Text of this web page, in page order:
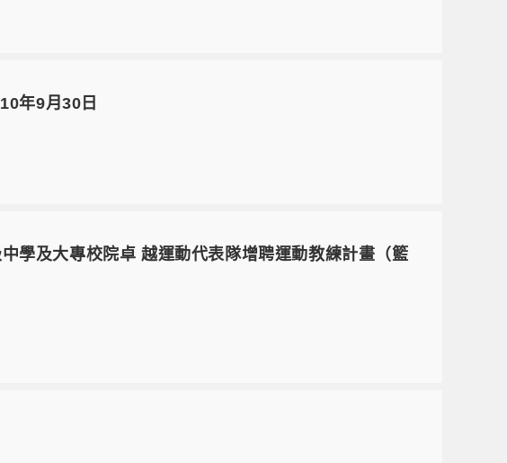
年9月30日
學及大專校院卓 越運動代表隊增聘運動教練計畫（籃